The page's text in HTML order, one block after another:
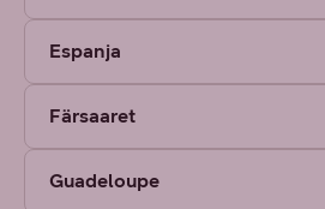
Espanja
Färsaaret
Guadeloupe